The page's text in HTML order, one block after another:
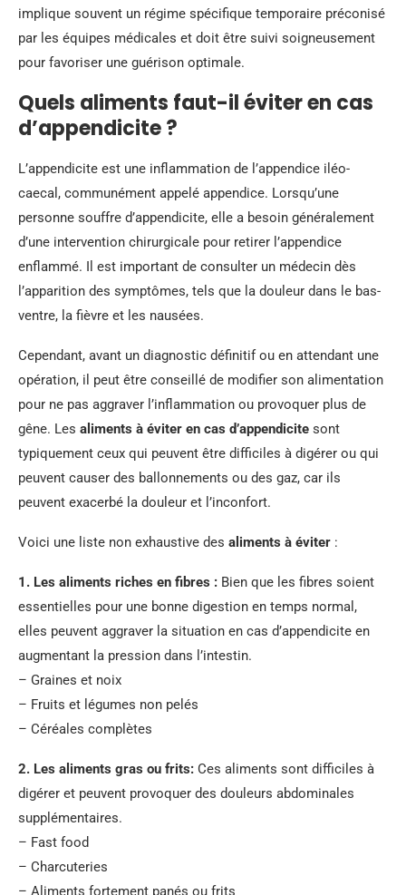
implique souvent un régime spécifique temporaire préconisé
par les équipes médicales et doit être suivi soigneusement
pour favoriser une guérison optimale.
Quels aliments faut-il éviter en cas
d’appendicite ?
L’appendicite est une inflammation de l’appendice iléo-
caecal, communément appelé appendice. Lorsqu’une
personne souffre d’appendicite, elle a besoin généralement
d’une intervention chirurgicale pour retirer l’appendice
enflammé. Il est important de consulter un médecin dès
l’apparition des symptômes, tels que la douleur dans le bas-
ventre, la fièvre et les nausées.
Cependant, avant un diagnostic définitif ou en attendant une
opération, il peut être conseillé de modifier son alimentation
pour ne pas aggraver l’inflammation ou provoquer plus de
gêne. Les aliments à éviter en cas d’appendicite sont
typiquement ceux qui peuvent être difficiles à digérer ou qui
peuvent causer des ballonnements ou des gaz, car ils
peuvent exacerbé la douleur et l’inconfort.
Voici une liste non exhaustive des aliments à éviter :
1. Les aliments riches en fibres : Bien que les fibres soient
essentielles pour une bonne digestion en temps normal,
elles peuvent aggraver la situation en cas d’appendicite en
augmentant la pression dans l’intestin.
– Graines et noix
– Fruits et légumes non pelés
– Céréales complètes
2. Les aliments gras ou frits: Ces aliments sont difficiles à
digérer et peuvent provoquer des douleurs abdominales
supplémentaires.
– Fast food
– Charcuteries
– Aliments fortement panés ou frits